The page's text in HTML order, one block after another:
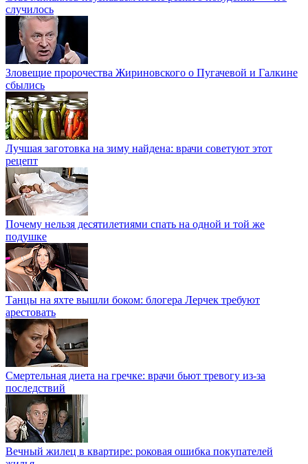
случилось
Зловещие пророчества Жириновского о Пугачевой и Галкине
сбылись
Лучшая заготовка на зиму найдена: врачи советуют этот
рецепт
Почему нельзя десятилетиями спать на одной и той же
подушке
Танцы на яхте вышли боком: блогера Лерчек требуют
арестовать
Смертельная диета на гречке: врачи бьют тревогу из-за
последствий
Вечный жилец в квартире: роковая ошибка покупателей